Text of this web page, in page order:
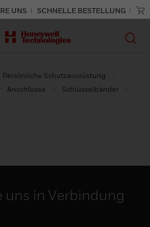
UNS SCHNELLE BESTELLUNG
Persönliche Schutzausrüstung
Anschlüsse
Schlüsselbänder
uns in Verbindung